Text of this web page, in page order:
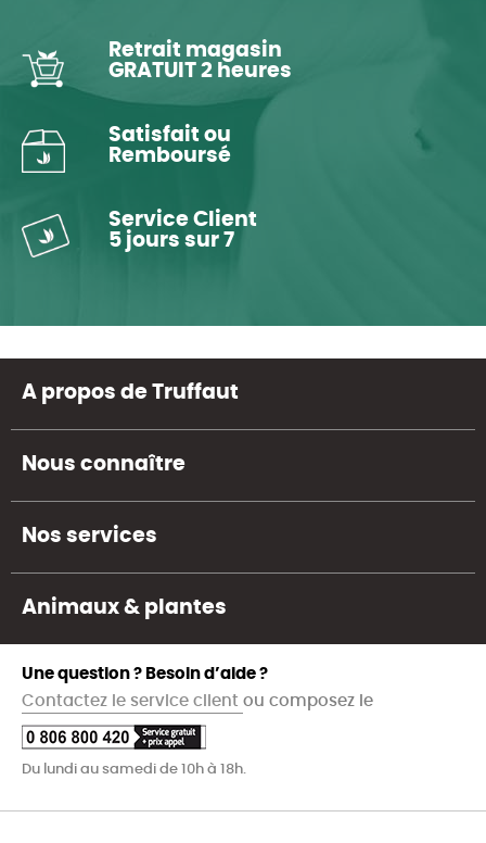
Retrait magasin
GRATUIT 2 heures
Satisfait ou
Remboursé
Service Client
5 jours sur 7
A propos de Truffaut
Nous connaître
Nos services
Animaux & plantes
Une question ? Besoin d’aide ?
Contactez le service client ou composez le
Du lundi au samedi de 10h à 18h.